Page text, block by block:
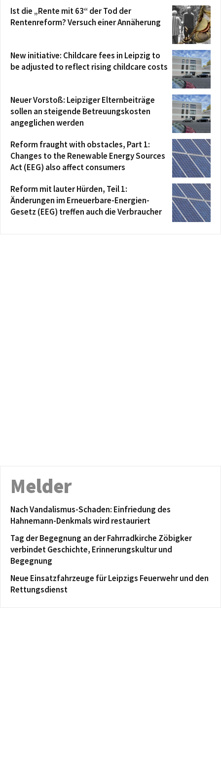
Ist die „Rente mit 63“ der Tod der
Rentenreform? Versuch einer Annäherung
New initiative: Childcare fees in Leipzig to
be adjusted to reflect rising childcare costs
Neuer Vorstoß: Leipziger Elternbeiträge
sollen an steigende Betreuungskosten
angeglichen werden
Reform fraught with obstacles, Part 1:
Changes to the Renewable Energy Sources
Act (EEG) also affect consumers
Reform mit lauter Hürden, Teil 1:
Änderungen im Erneuerbare-Energien-
Gesetz (EEG) treffen auch die Verbraucher
Melder
Nach Vandalismus-Schaden: Einfriedung des
Hahnemann-Denkmals wird restauriert
Tag der Begegnung an der Fahrradkirche Zöbigker
verbindet Geschichte, Erinnerungskultur und
Begegnung
Neue Einsatzfahrzeuge für Leipzigs Feuerwehr und den
Rettungsdienst